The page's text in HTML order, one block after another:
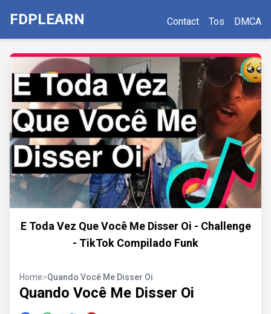
FDPLEARN Contact Tos DMCA
E Toda Vez Que Você Me Disser Oi - Challenge
- TikTok Compilado Funk
Home>Quando Você Me Disser Oi
Quando Você Me Disser Oi